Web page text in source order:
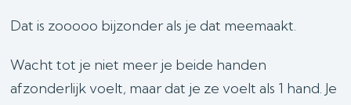
Dat is zooooo bijzonder als je dat meemaakt.
Wacht tot je niet meer je beide handen
afzonderlijk voelt, maar dat je ze voelt als 1 hand. Je